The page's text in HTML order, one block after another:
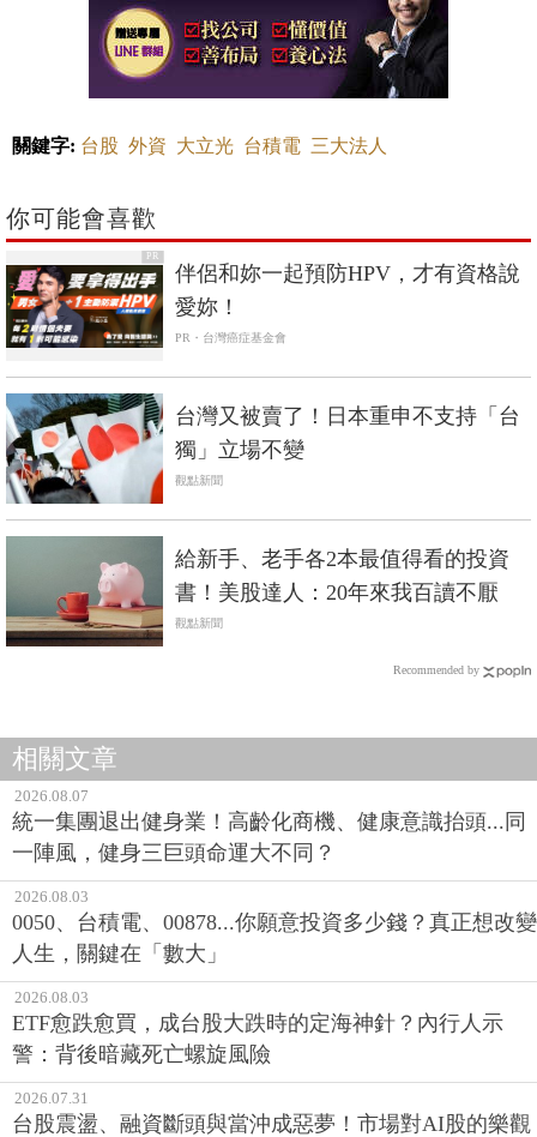
關鍵字: 台股 外資 大立光 台積電 三大法人
你可能會喜歡
PR
伴侶和妳一起預防HPV，才有資格說
愛妳！
PR・台灣癌症基金會
台灣又被賣了！日本重申不支持「台
獨」立場不變
觀點新聞
給新手、老手各2本最值得看的投資
書！美股達人：20年來我百讀不厭
觀點新聞
Recommended by
相關文章
2026.08.07
統一集團退出健身業！高齡化商機、健康意識抬頭...同
一陣風，健身三巨頭命運大不同？
2026.08.03
0050、台積電、00878...你願意投資多少錢？真正想改變
人生，關鍵在「數大」
2026.08.03
ETF愈跌愈買，成台股大跌時的定海神針？內行人示
警：背後暗藏死亡螺旋風險
2026.07.31
台股震盪、融資斷頭與當沖成惡夢！市場對AI股的樂觀